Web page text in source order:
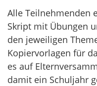
Alle Teilnehmenden
Skript mit Übungen
den jeweiligen
Kopiervorlagen für
es auf
damit ein Schuljahr